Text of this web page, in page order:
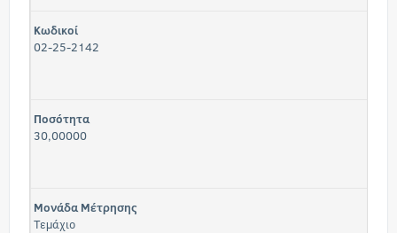
Κωδικοί
02-25-2142
Ποσότητα
30,00000
Μονάδα Μέτρησης
Τεμάχιο